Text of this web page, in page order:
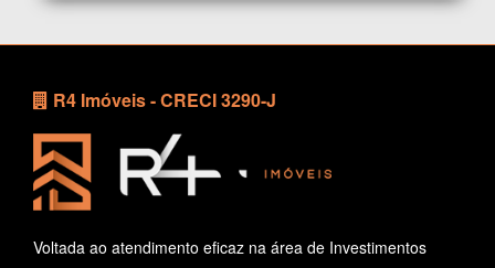
R4 Imóveis - CRECI 3290-J
Voltada ao atendimento eficaz na área de Investimentos